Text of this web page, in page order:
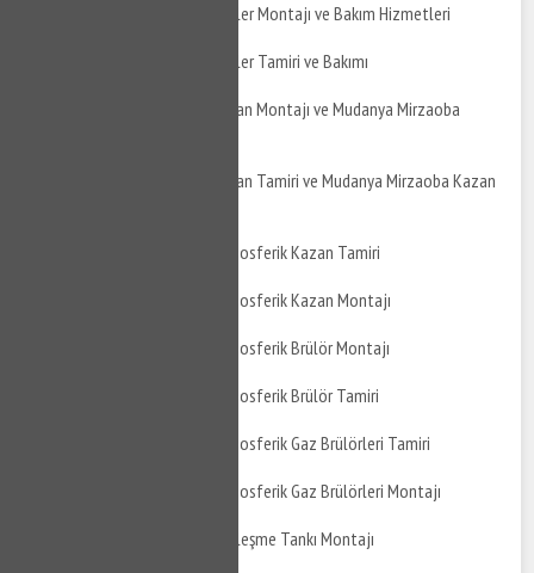
Mudanya Mirzaoba Boyler Montajı ve Bakım Hizmetleri
Mudanya Mirzaoba Boyler Tamiri ve Bakımı
Mudanya Mirzaoba Kazan Montajı ve Mudanya Mirzaoba
Mudanya Mirzaoba Kazan Tamiri ve Mudanya Mirzaoba Kazan
Mudanya Mirzaoba Atmosferik Kazan Tamiri
Mudanya Mirzaoba Atmosferik Kazan Montajı
Mudanya Mirzaoba Atmosferik Brülör Montajı
Mudanya Mirzaoba Atmosferik Brülör Tamiri
Mudanya Mirzaoba Atmosferik Gaz Brülörleri Tamiri
Mudanya Mirzaoba Atmosferik Gaz Brülörleri Montajı
Mudanya Mirzaoba Genleşme Tankı Montajı